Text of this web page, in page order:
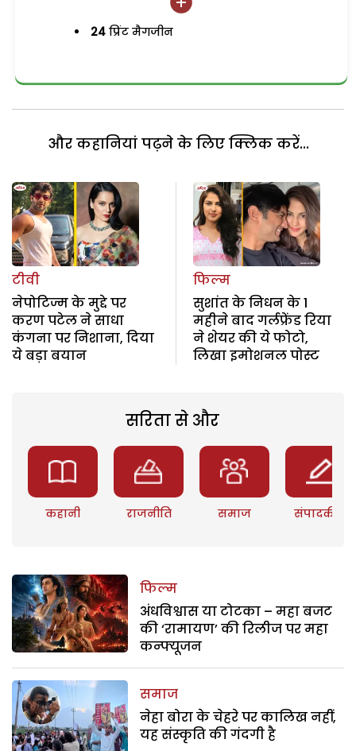
24 प्रिंट मैगजीन
और कहानियां पढ़ने के लिए क्लिक करें...
टीवी
नेपोटिज्म के मुद्दे पर
करण पटेल ने साधा
कंगना पर निशाना, दिया
ये बड़ा बयान
फिल्म
सुशांत के निधन के 1
महीने बाद गर्लफ्रेंड रिया
ने शेयर की ये फोटो,
लिखा इमोशनल पोस्ट
सरिता से और
कहानी राजनीति समाज संपादकीय
फिल्म
अंधविश्वास या टोटका – महा बजट
की ‘रामायण’ की रिलीज पर महा
कन्फ्यूजन
समाज
नेहा बोरा के चेहरे पर कालिख नहीं,
यह संस्कृति की गंदगी है